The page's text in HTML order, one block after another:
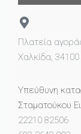
Πλατεία
Χαλκίδα, 34100
Υπεύθυνη
Σταματούκου
22210 82506